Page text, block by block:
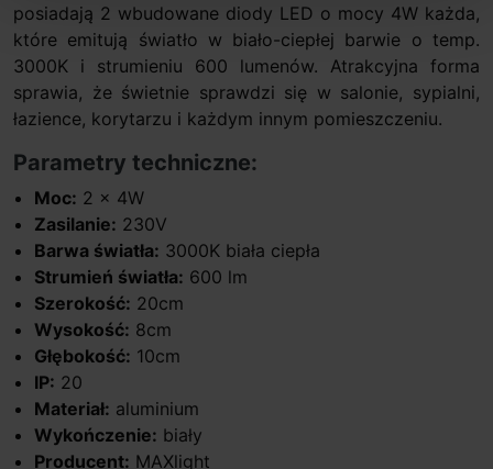
posiadają 2 wbudowane diody LED o mocy 4W każda,
które emitują światło w biało-ciepłej barwie o temp.
3000K i strumieniu 600 lumenów. Atrakcyjna forma
sprawia, że świetnie sprawdzi się w salonie, sypialni,
łazience, korytarzu i każdym innym pomieszczeniu.
Parametry techniczne:
Moc: 2 x 4W
Zasilanie: 230V
Barwa światła: 3000K biała ciepła
Strumień światła: 600 lm
Szerokość: 20cm
Wysokość: 8cm
Głębokość: 10cm
IP: 20
Materiał: aluminium
Wykończenie: biały
Producent: MAXlight